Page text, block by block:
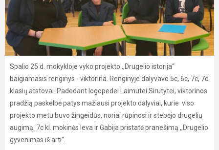
Spalio 25 d. mokykloje vyko projekto ,,Drugelio istorija“
baigiamasis renginys - viktorina. Renginyje dalyvavo 5c, 6c, 7c, 7d
klasių atstovai. Padedant logopedei Laimutei Sirutytei, viktorinos
pradžią paskelbė patys mažiausi projekto dalyviai, kurie viso
projekto metu buvo žingeidūs, noriai rūpinosi ir stebėjo drugelių
augimą. 7c kl. mokinės Ieva ir Gabija pristatė pranešimą ,,Drugelio
gyvenimas iš arti“.